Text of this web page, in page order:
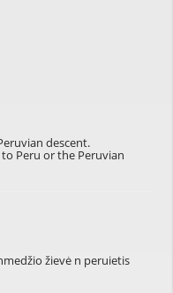
descent.
Peru or the Peruvian
žievė n peruietis